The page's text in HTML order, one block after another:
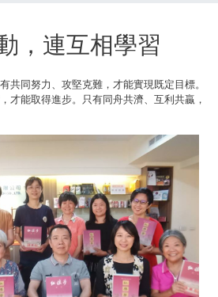
，連互相學習
共同努力、攻堅克難，才能實現既定目標。
才能取得進步。只有同舟共濟、互利共贏，